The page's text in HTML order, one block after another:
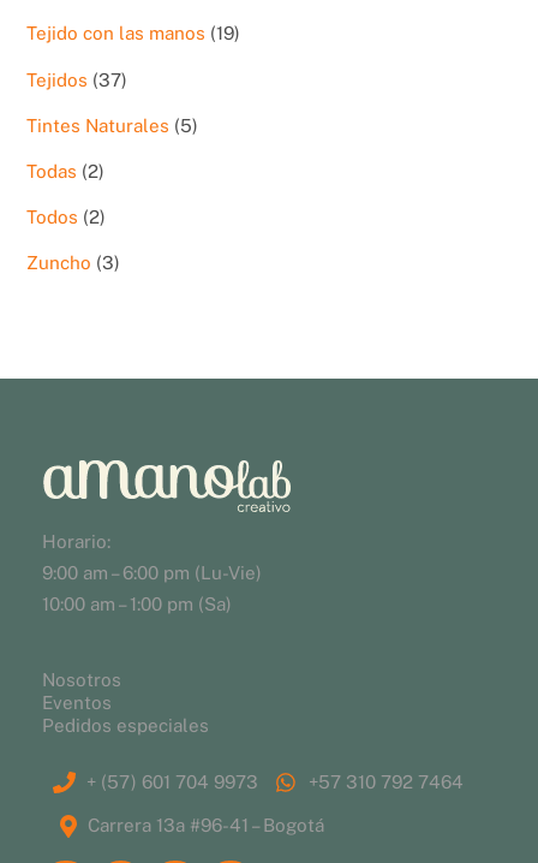
Tejido con las manos 1919
Tejidos 3737
Tintes Naturales 55
Todas 22
Todos 22
Zuncho 33
Horario:
9:00 am – 6:00 pm (Lu-Vie)
10:00 am – 1:00 pm (Sa)
Nosotros
Eventos
Pedidos especiales
+ (57) 601 704 9973 +57 310 792 7464
Carrera 13a #96-41 – Bogotá